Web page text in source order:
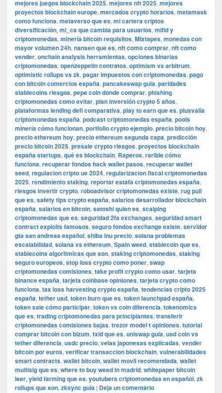
mejores juegos blockchain 2025, mejores nft 2025, mejores
proyectos blockchain europe, mercados crypto horarios, metamask
como funciona, metaverso que es, mi cartera criptos
diversificación, mi_ca que cambia para usuarios, mifid y
criptomonedas, minería bitcoin requisitos, Mixtapes, monedas con
mayor volumen 24h, nansen que es, nft como comprar, nft como
vender, onchain analysis herramientas, opciones binarias
criptomonedas, openzeppelin contratos, optimism vs arbitrum,
optimistic rollups vs zk, pagar impuestos con criptomonedas, pago
con bitcoin comercios españa, pancakeswap guia, paridades
stablecoins riesgos, pepe coin donde comprar, phishing
criptomonedas como evitar, plan inversión crypto 5 años,
plataformas lending defi comparativa, play to earn que es, plusvalía
criptomonedas españa, podcast criptomonedas españa, pools
minería cómo funcionan, portfolio crypto ejemplo, precio bitcoin hoy,
precio ethereum hoy, precio ethereum segunda capa, predicción
precio bitcoin 2025, presale crypto riesgos, proyectos blockchain
españa startups, qué es blockchain, Raperos, rarible cómo
funciona, recuperar fondos hack wallet pasos, recuperar wallet
seed, regulacion cripto ue 2024, regularizacion fiscal criptomonedas
2025, rendimiento staking, reportar estafa criptomonedas españa,
riesgos invertir crypto, roboadvisor criptomonedas existe, rug pull
que es, safety tips crypto españa, salarios desarrollador blockchain
españa, salarios en bitcoin, satoshi quien es, scalping
criptomonedas que es, seguridad 2fa exchanges, seguridad smart
contract exploits famosos, seguro fondos exchange existe, servidor
gta san andreas español, shiba inu precio, solana problemas
escalabilidad, solana vs ethereum, Spain weed, stablecoin que es,
stablecoins algoritmicas que son, staking criptomonedas, staking
seguro europeos, stop loss crypto como poner, swap
criptomonedas comisiones, take profit crypto como usar, tarjeta
binance españa, tarjeta coinbase opiniones, tarjeta crypto como
funciona, tax loss harvesting crypto españa, tendencias cripto 2025
españa, tether usd, token burn que es, token launchpad españa,
token sale cómo participar, token vs coin diferencia, tokenomics
que es, trading criptomonedas para principiantes, transferir
criptomonedas comisiones bajas, trezor model t opiniones, tutorial
comprar bitcoin con bizum, txid que es, uniswap guia, usd coin vs
tether diferencia, usdc precio, velas japonesas explicadas, vender
bitcoin por euros, verificar transaccion blockchain, vulnerabilidades
smart contracts, wallet bitcoin, wallet movil recomendada, wallet
multisig que es, where to buy weed in madrid, whitepaper bitcoin
leer, yield farming que es, youtubers criptomonedas en español, zk
rollups que son, zksync guia | Deja un comentario